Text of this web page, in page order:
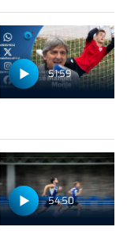
51:59
54:50